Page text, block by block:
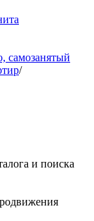
самозанятый
/
и поиска